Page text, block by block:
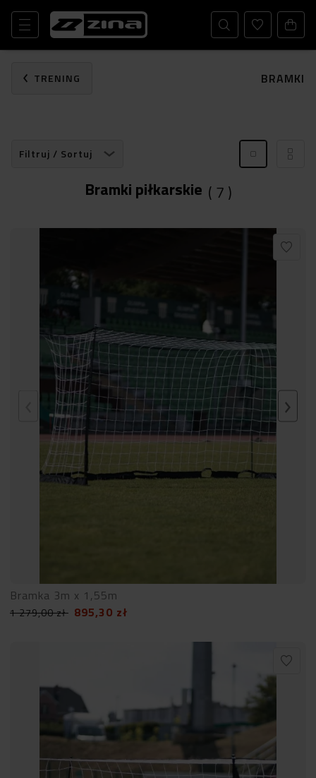
TRENING BRAMKI
Filtruj / Sortuj
Bramki piłkarskie ( 7 )
Bramka 3m x 1,55m
1 279,00zł 895,30 zł